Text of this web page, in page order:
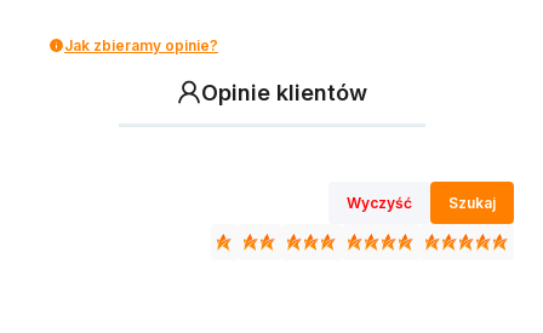
Jak zbieramy opinie?
Opinie klientów
Wyczyść Szukaj